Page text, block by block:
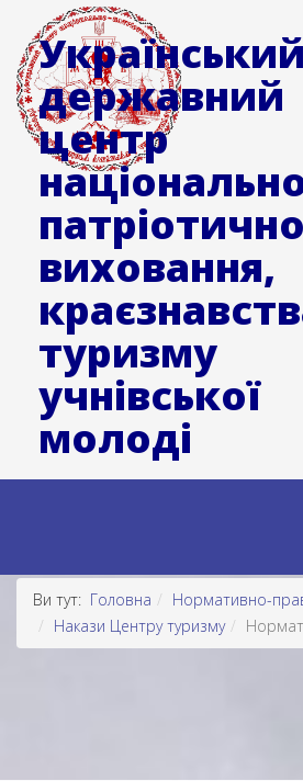
Український
державний
центр
виховання,
туризму
учнівської
молоді
Ви тут: Головна
Нормативно-
Накази Центру туризму